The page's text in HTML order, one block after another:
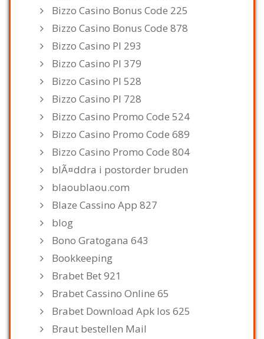
Bizzo Casino Bonus Code 225
Bizzo Casino Bonus Code 878
Bizzo Casino Pl 293
Bizzo Casino Pl 379
Bizzo Casino Pl 528
Bizzo Casino Pl 728
Bizzo Casino Promo Code 524
Bizzo Casino Promo Code 689
Bizzo Casino Promo Code 804
blÃ¤ddra i postorder bruden
blaoublaou.com
Blaze Cassino App 827
blog
Bono Gratogana 643
Bookkeeping
Brabet Bet 921
Brabet Cassino Online 65
Brabet Download Apk Ios 625
Braut bestellen Mail